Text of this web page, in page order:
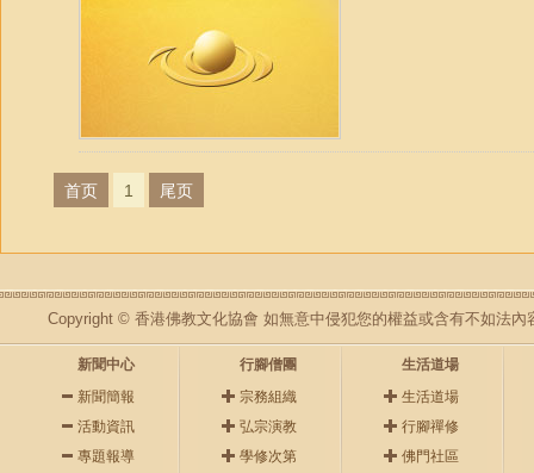
首页 1 尾页
Copyright © 香港佛教文化協會 如無意中侵犯您的權益或含有不如法內
新聞中心
新聞簡報
活動資訊
專題報導
行腳僧團
宗務組織
弘宗演教
學修次第
生活道場
生活道場
行腳禪修
佛門社區